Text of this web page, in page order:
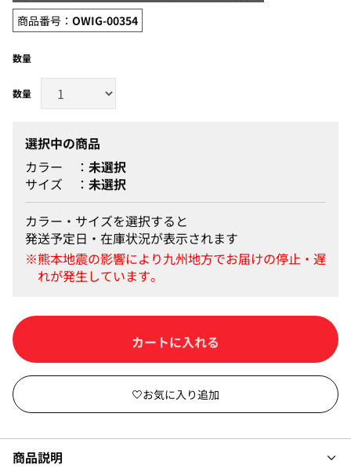
商品番号： OWIG-00354
数量
選択中の商品
カラー
未選択
サイズ
未選択
カラー・サイズを選択すると
発送予定日・在庫状況が表示されます
カートに入れる
商品説明